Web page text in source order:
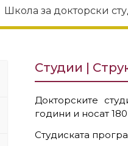
Школа за докторски
Студии |
Докторските
години и носат
Студиската